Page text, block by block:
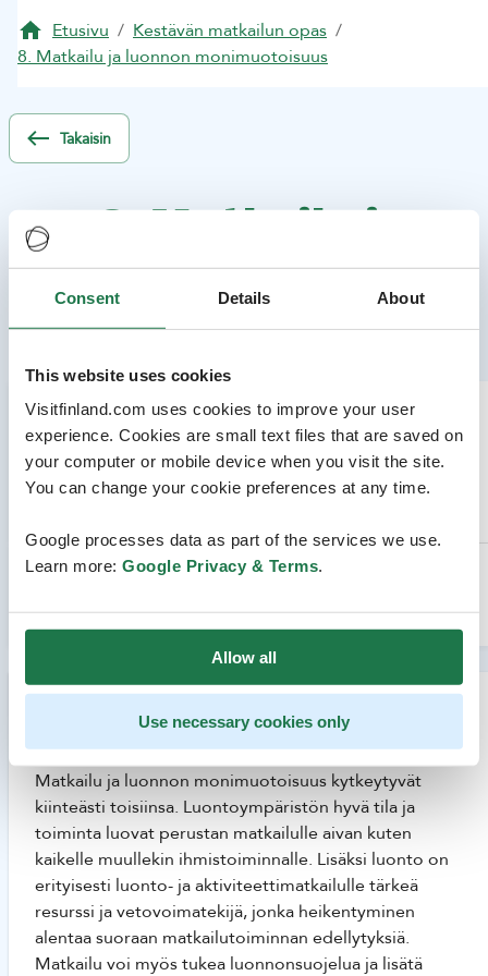
Consent Details About
This website uses cookies
Visitfinland.com uses cookies to improve your user
experience. Cookies are small text files that are saved on
your computer or mobile device when you visit the site.
You can change your cookie preferences at any time.
Google processes data as part of the services we use.
Learn more: Google Privacy & Terms.
Allow all
Use necessary cookies only
Etusivu / Kestävän matkailun opas /
8. Matkailu ja luonnon monimuotoisuus
Takaisin
8. Matkailu ja
luonnon
monimuotoisuus
Hae kestävän matkailun oppaasta
Syötä hakusana
Sisältö
Sisällysluettelo
Matkailu ja luonnon monimuotoisuus
kytkeytyvät tiiviisti toisiinsa
Matkailu ja luonnon monimuotoisuus kytkeytyvät
kiinteästi toisiinsa. Luontoympäristön hyvä tila ja
toiminta luovat perustan matkailulle aivan kuten
kaikelle muullekin ihmistoiminnalle. Lisäksi luonto on
erityisesti luonto- ja aktiviteettimatkailulle tärkeä
resurssi ja vetovoimatekijä, jonka heikentyminen
alentaa suoraan matkailutoiminnan edellytyksiä.
Matkailu voi myös tukea luonnonsuojelua ja lisätä